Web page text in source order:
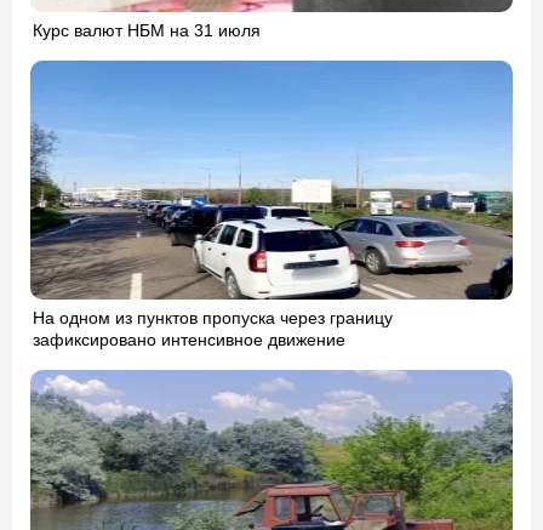
Курс валют НБМ на 31 июля
На одном из пунктов пропуска через границу
зафиксировано интенсивное движение